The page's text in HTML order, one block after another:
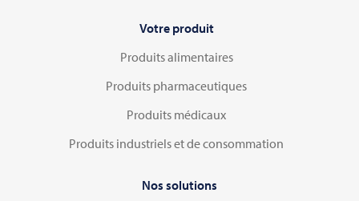
Votre produit
Produits alimentaires
Produits pharmaceutiques
Produits médicaux
Produits industriels et de consommation
Nos solutions